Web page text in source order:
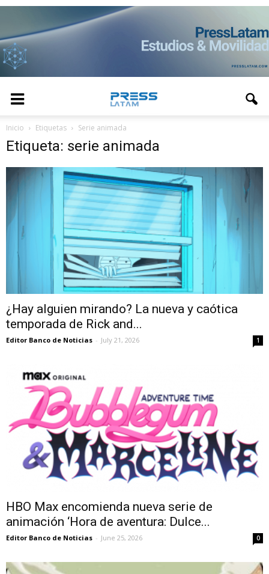
Inicio Etiquetas Serie animada
Etiqueta: serie animada
¿Hay alguien mirando? La nueva y caótica
temporada de Rick and...
Editor Banco de Noticias - July 21, 2026 1
HBO Max encomienda nueva serie de
animación ‘Hora de aventura: Dulce...
Editor Banco de Noticias - June 25, 2026 0